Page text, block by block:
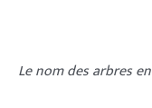
Le nom des arbres